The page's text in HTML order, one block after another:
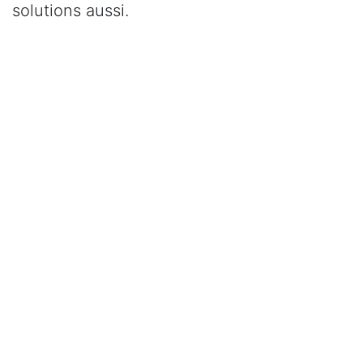
solutions aussi.